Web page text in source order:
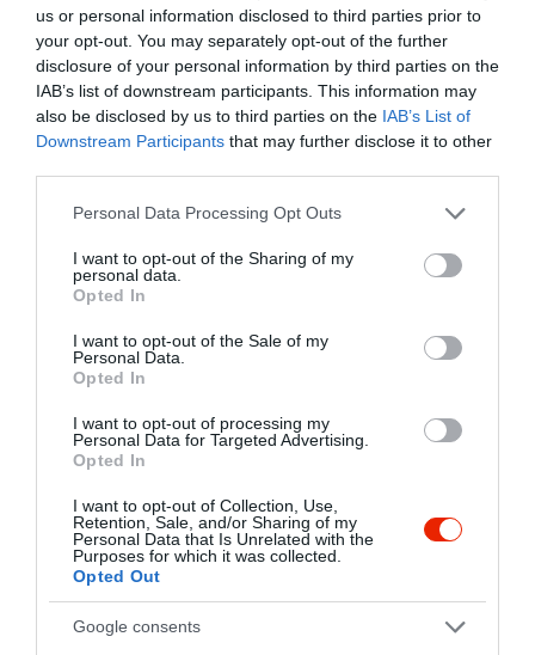
us or personal information disclosed to third parties prior to
your opt-out. You may separately opt-out of the further
disclosure of your personal information by third parties on the
IAB’s list of downstream participants. This information may
also be disclosed by us to third parties on the IAB’s List of
Downstream Participants that may further disclose it to other
Please note that this website/app uses one or more Google
not limited to your visit or usage behaviour. You may click to
grant or deny consent to Google and its third-party tags to
use your data for below specified purposes in below Google
consent section.
Personal Data Processing Opt Outs
I want to opt-out of the Sharing of my
personal data.
Opted In
I want to opt-out of the Sale of my
Personal Data.
Opted In
I want to opt-out of processing my
Personal Data for Targeted Advertising.
Opted In
I want to opt-out of Collection, Use,
Retention, Sale, and/or Sharing of my
Personal Data that Is Unrelated with the
Purposes for which it was collected.
Opted Out
Google consents
Összesen 8
0
3 0
2 0
1 2
Rácsainé Pánti Barbara
2022. Október 16.
az ételek mindig nagyon
kellett fizetni, sose a
esélyt a helynek, szombat este
8 órakor érkeztünk (elvileg 10-
míg leülünk, azután a
főnökasszony közölte, hogy
bezárt a konyha, majd
Jelentés